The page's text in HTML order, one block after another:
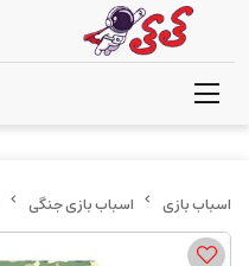
اسباب بازی جنگی